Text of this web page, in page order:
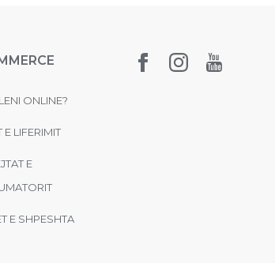
ONLINE?
E LIFERIMIT
E
E SHPESHTA